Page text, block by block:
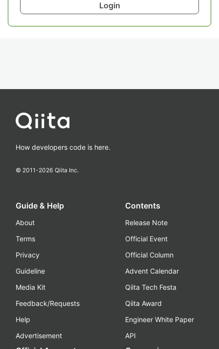
Login
How developers code is here.
© 2011-2026 Qiita Inc.
Guide & Help
About
Terms
Privacy
Guideline
Media Kit
Feedback/Requests
Help
Advertisement
Contents
Release Note
Official Event
Official Column
Advent Calendar
Qiita Tech Festa
Qiita Award
Engineer White Paper
API